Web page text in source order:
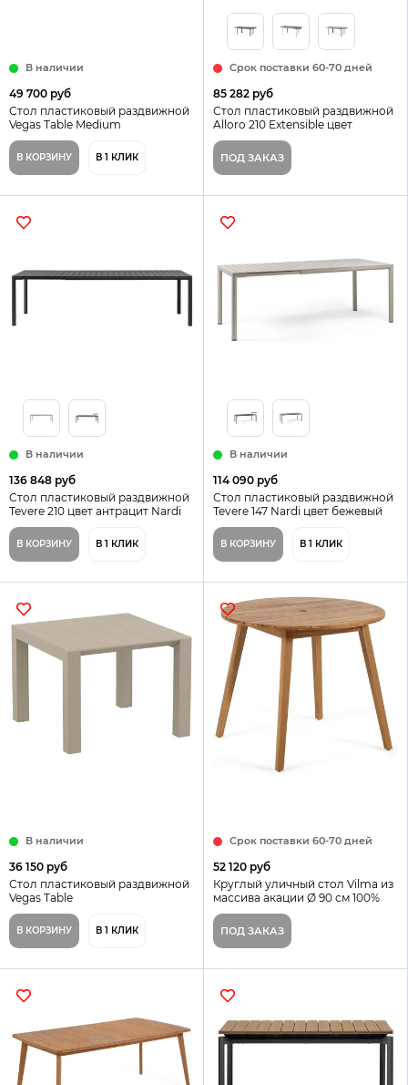
В наличии
49 700 руб
Стол пластиковый раздвижной
Vegas Table Medium
В КОРЗИНУ В 1 КЛИК
Срок поставки 60-70 дней
85 282 руб
Стол пластиковый раздвижной
Alloro 210 Extensible цвет
тортора Nardi Италия
ПОД ЗАКАЗ
В наличии
136 848 руб
Стол пластиковый раздвижной
Tevere 210 цвет антрацит Nardi
Италия
В КОРЗИНУ В 1 КЛИК
В наличии
114 090 руб
Стол пластиковый раздвижной
Tevere 147 Nardi цвет бежевый
В КОРЗИНУ В 1 КЛИК
В наличии
36 150 руб
Стол пластиковый раздвижной
Vegas Table
В КОРЗИНУ В 1 КЛИК
Срок поставки 60-70 дней
52 120 руб
Круглый уличный стол Vilma из
массива акации Ø 90 см 100%
FSC Испания La Forma
ПОД ЗАКАЗ